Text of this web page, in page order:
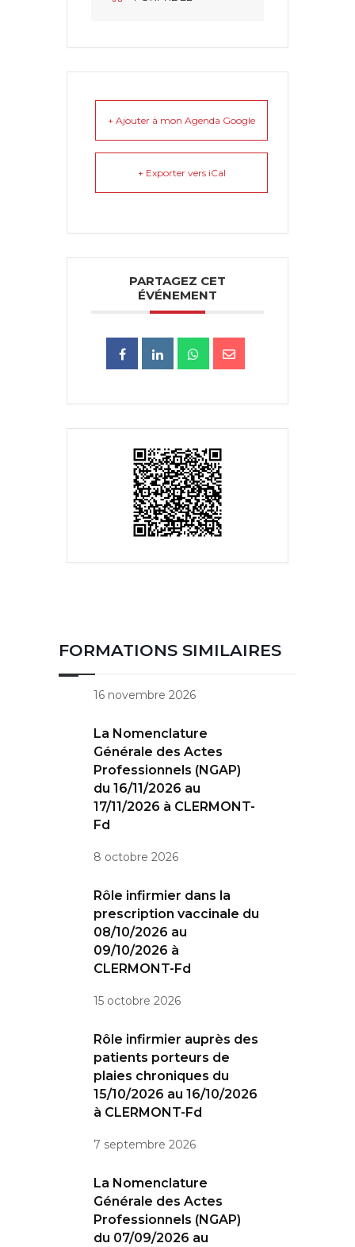
+ Ajouter à mon Agenda Google
+ Exporter vers iCal
PARTAGEZ CET
ÉVÉNEMENT
FORMATIONS SIMILAIRES
16 novembre 2026
La Nomenclature
Générale des Actes
Professionnels (NGAP)
du 16/11/2026 au
17/11/2026 à CLERMONT-
Fd
8 octobre 2026
Rôle infirmier dans la
prescription vaccinale du
08/10/2026 au
09/10/2026 à
CLERMONT-Fd
15 octobre 2026
Rôle infirmier auprès des
patients porteurs de
plaies chroniques du
15/10/2026 au 16/10/2026
à CLERMONT-Fd
7 septembre 2026
La Nomenclature
Générale des Actes
Professionnels (NGAP)
du 07/09/2026 au